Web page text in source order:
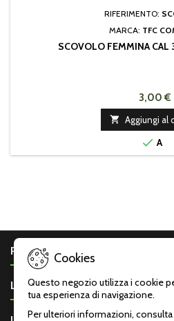
RIFERIMENTO:
MARCA: TFC
SCOVOLO FEMMINA CAL
3,00 €
 Aggiungi al
 A
PRODOTTI
LA NOSTRA AZIENDA
Cookies
Questo negozio utilizza i cookie
tua esperienza di navigazione.
Per ulteriori informazioni,